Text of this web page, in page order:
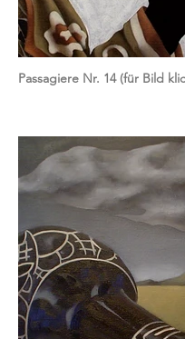
Passagiere Nr. 14 (für Bild